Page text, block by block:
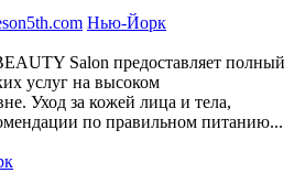
Нью-Йорк
Salon предоставляет полный
услуг на высоком
Уход за кожей лица и тела,
по правильном питанию...